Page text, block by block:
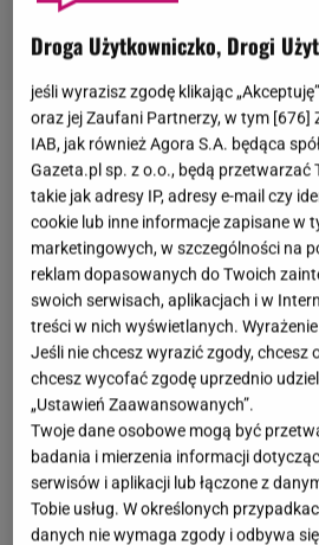
FinałEurowizji2026 odbył się w
Zwycięskim krajem okazała się
którą reprezentowała wokalista
"Bangaranga". Z drugiej strony
ostatnim miejscu znalazła się
utworem "Eins, Zwei, Drei" w
No Computer. Kryjący się pod
muzyk Sam Battle zakończył
punktem na koncie.Jak się
ten fakt poruszył internautów
brytyjskim artystą. Poszło o
pokazu dla jury.
Droga Użytkowniczko, Drogi
jeśli wyrazisz zgodę klikając
oraz jej Zaufani Partnerzy, w tym [676]
IAB, jak również Agora S.A. będąca
Gazeta.pl sp. z o.o., będą przetwarzać
takie jak adresy IP, adresy e-mail czy
cookie lub inne informacje zapisane w
marketingowych, w szczególności na
reklam dopasowanych do Twoich
swoich serwisach, aplikacjach i w
treści w nich wyświetlanych.
Jeśli nie chcesz wyrazić zgody, chcesz
chcesz wycofać zgodę uprzednio
„Ustawień Zaawansowanych”.
Twoje dane osobowe mogą być
badania i mierzenia informacji
serwisów i aplikacji lub łączone z
Tobie usług. W określonych
danych nie wymaga zgody i odbywa